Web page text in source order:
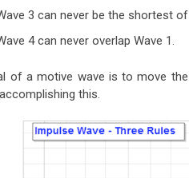
3 can never be the shortest of
4 can never overlap Wave 1.
of a motive wave is to move
this.